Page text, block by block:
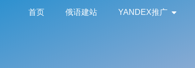
首页 俄语建站 YANDEX推广